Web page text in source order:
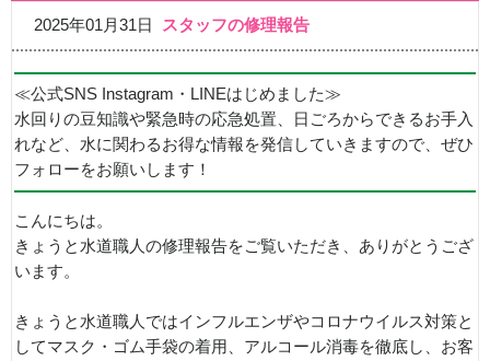
2025年01月31日 スタッフの修理報告
≪公式SNS Instagram・LINEはじめました≫
水回りの豆知識や緊急時の応急処置、日ごろからできるお手入
れなど、水に関わるお得な情報を発信していきますので、ぜひ
フォローをお願いします！
こんにちは。
きょうと水道職人の修理報告をご覧いただき、ありがとうござ
います。
きょうと水道職人ではインフルエンザやコロナウイルス対策と
してマスク・ゴム手袋の着用、アルコール消毒を徹底し、お客